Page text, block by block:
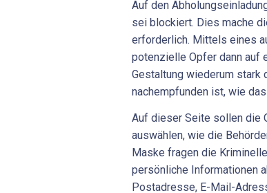
Auf den
sei blockiert. Dies mache
erforderlich. Mittels eines
potenzielle Opfer dann auf
Gestaltung wiederum
nachempfunden ist, wie
Auf dieser Seite sollen die
auswählen, wie die
Maske fragen die
persönliche Informationen
Postadresse, E-Mail-